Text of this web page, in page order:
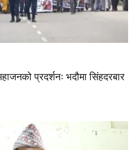
प्रदर्शनः भदौमा सिंहदरबार